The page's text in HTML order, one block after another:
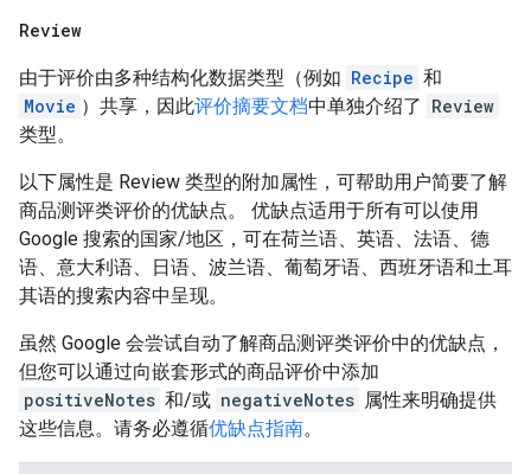
Review
由于评价由多种结构化数据类型（例如 Recipe 和
Movie ）共享，因此评价摘要文档中单独介绍了 Review
类型。
以下属性是 Review 类型的附加属性，可帮助用户简要了解
商品测评类评价的优缺点。 优缺点适用于所有可以使用
Google 搜索的国家/地区，可在荷兰语、英语、法语、德
语、意大利语、日语、波兰语、葡萄牙语、西班牙语和土耳
其语的搜索内容中呈现。
虽然 Google 会尝试自动了解商品测评类评价中的优缺点，
但您可以通过向嵌套形式的商品评价中添加
positiveNotes 和/或 negativeNotes 属性来明确提供
这些信息。请务必遵循优缺点指南。